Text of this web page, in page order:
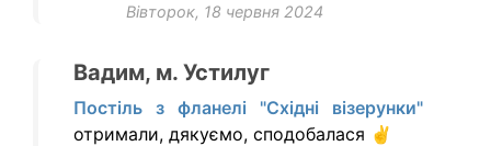
Вівторок, 18 червня 2024
Вадим, м. Устилуг
Постіль з фланелі "Східні візерунки"
отримали, дякуємо, сподобалася ✌